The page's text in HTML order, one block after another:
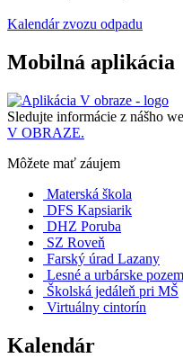
Kalendár zvozu odpadu
Mobilná aplikácia
Sledujte informácie z nášho
V OBRAZE.
Môžete mať záujem
Materská škola
DFS Kapsiarik
DHZ Poruba
SZ Roveň
Farský úrad Lazany
Lesné a urbárske
Školská jedáleň pri MŠ
Virtuálny cintorín
Kalendár